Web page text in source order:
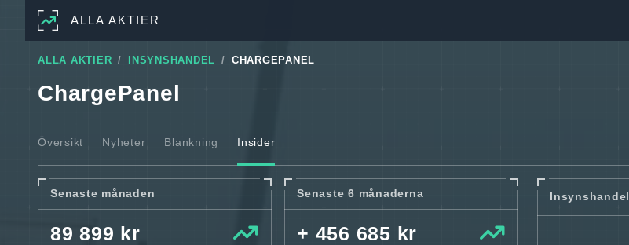
ALLA AKTIER
ALLA AKTIER INSYNSHANDEL CHARGEPANEL
ChargePanel
Översikt Nyheter Blankning Insider
Senaste månaden
89 899 kr
Senaste 6 månaderna
+ 456 685 kr
Insynshandel